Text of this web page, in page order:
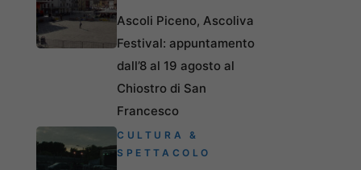
Ascoli Piceno, Ascoliva
Festival: appuntamento
dall’8 al 19 agosto al
Chiostro di San
Francesco
CULTURA &
SPETTACOLO